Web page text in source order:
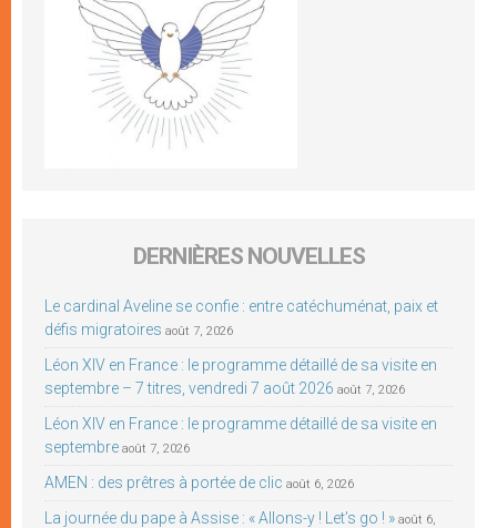
DERNIÈRES NOUVELLES
Le cardinal Aveline se confie : entre catéchuménat, paix et
défis migratoires août 7, 2026
Léon XIV en France : le programme détaillé de sa visite en
septembre – 7 titres, vendredi 7 août 2026 août 7, 2026
Léon XIV en France : le programme détaillé de sa visite en
septembre août 7, 2026
AMEN : des prêtres à portée de clic août 6, 2026
La journée du pape à Assise : « Allons-y ! Let’s go ! » août 6,